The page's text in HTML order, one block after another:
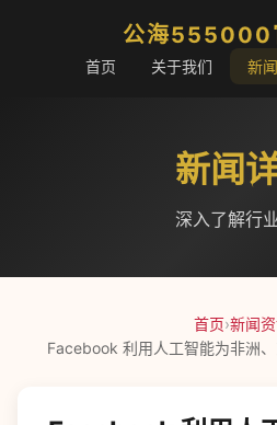
公海555000
首页 关于我们 新
新闻
深入了解行
首页›新闻
Facebook 利用人工智能为非洲